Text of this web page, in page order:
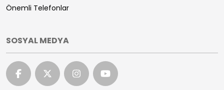
Önemli Telefonlar
SOSYAL MEDYA